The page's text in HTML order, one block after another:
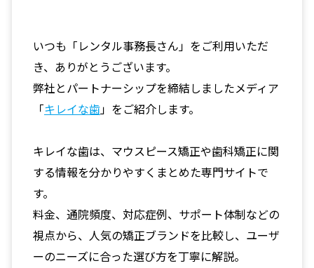
いつも「レンタル事務長さん」をご利用いただ
き、ありがとうございます。
弊社とパートナーシップを締結しましたメディア
「キレイな歯」をご紹介します。
キレイな歯は、マウスピース矯正や歯科矯正に関
する情報を分かりやすくまとめた専門サイトで
す。
料金、通院頻度、対応症例、サポート体制などの
視点から、人気の矯正ブランドを比較し、ユーザ
ーのニーズに合った選び方を丁寧に解説。